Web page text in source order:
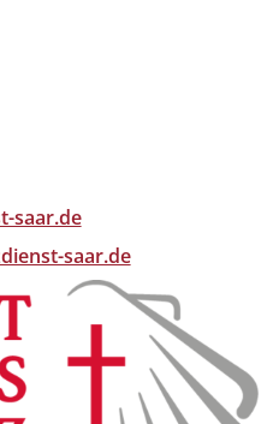
saar.de
saar.de